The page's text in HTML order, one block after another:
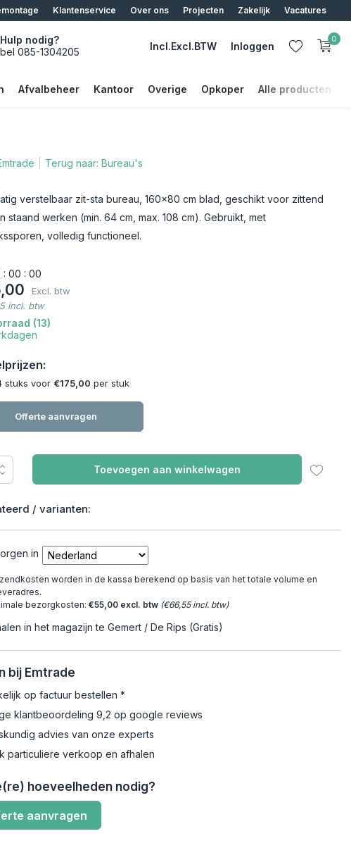
Klantenservice Over ons Projecten Zakelijk Vacatures
Hulp nodig?
bel 085-1304205
Incl.Excl.BTW Inloggen
0
Afvalbeheer Kantoor Overige Opkoper Alle producten
Terug naar: Bureau's
verstelbaar zit-sta bureau, 160x80 cm blad, geschikt voor zittend
staand werken (min. 64 cm, max. 108 cm). Gebruikt, met
volledig functioneel.
: 00 : 00
Excl. btw
incl. btw
(13)
stuks voor €175,00 per stuk
Offerte aanvragen
Toevoegen aan winkelwagen
/ varianten:
in
worden in de kassa berekend op basis van het totale volume en
bezorgkosten: €55,00 excl. btw (€66,55 incl. btw)
in het magazijn te Gemert / De Rips (Gratis)
bij Emtrade
op factuur bestellen *
klantbeoordeling 9,2 op google reviews
advies van onze experts
particuliere verkoop en afhalen
hoeveelheden nodig?
aanvragen